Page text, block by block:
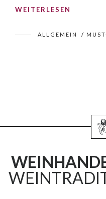
WEITERLESEN
ALLGEMEIN /